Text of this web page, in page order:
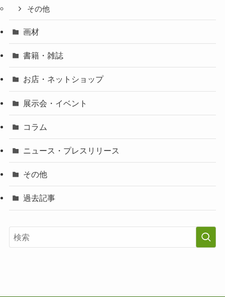
その他
画材
書籍・雑誌
お店・ネットショップ
展示会・イベント
コラム
ニュース・プレスリリース
その他
過去記事